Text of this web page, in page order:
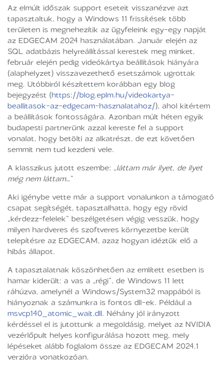
Az elmúlt időszak support eseteit visszanézve azt
tapasztaltuk, hogy a Windows 11 frissítések több
területen is megnehezítik az ügyfeleink egy-egy napját
az EDGECAM 2024 használatában. Január elején az
SQL adatbázis helyreállítással kerestek meg minket,
február elején pedig videókártya beállítások hiányára
(alaphelyzet) visszavezethető esetszámok ugrottak
meg. Utóbbiról készítettem korábban egy blog
bejegyzést (https://blog.eplm.hu/videokartya-
beallitasok-az-edgecam-hasznalatahoz/), ahol kitértem
a beállítások fontosságára. Azonban múlt héten egyik
budapesti partnerünk azzal kereste fel a support
vonalat, hogy betölti az alkatrészt, de ezt követően
semmit nem tud kezdeni vele.
A klasszikus jutott eszembe: „láttam már ilyet, de ilyet
még nem láttam…”
Aki igénybe vette már a support vonalunkon a támogató
csapat segítségét, tapasztalhatta, hogy egy rövid
„kérdezz-felelek” beszélgetésen végig vesszük, hogy
milyen hardveres és szoftveres környezetbe került
telepítésre az EDGECAM, azaz hogyan idéztük elő a
hibás állapot.
A tapasztalatnak köszönhetően az említett esetben is
hamar kiderült: a vas a „régi”, de Windows 11 lett
ráhúzva, amelynél a Windows/System32 mappából is
hiányoznak a számunkra is fontos dll-ek. Például a
msvcp140_atomic_wait.dll. Néhány jól irányzott
kérdéssel el is jutottunk a megoldásig, melyet az NVIDIA
vezérlőpult helyes konfigurálása hozott meg, mely
lépéseket alább foglalom össze az EDGECAM 2024.1
verzióra vonatkozóan.